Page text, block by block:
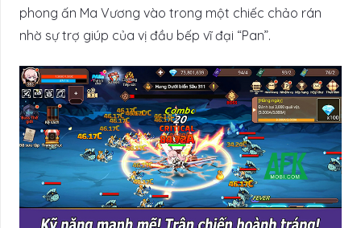
phong ấn Ma Vương vào trong một chiếc chảo rán
nhờ sự trợ giúp của vị đầu bếp vĩ đại “Pan”.